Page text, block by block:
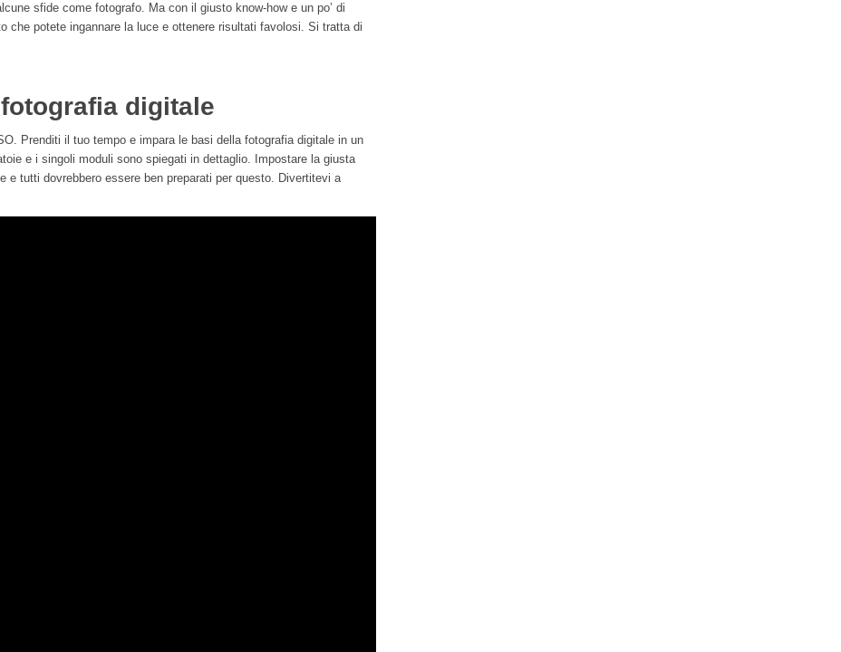
sfide come fotografo. Ma con il giusto know-how e un po’ di
che potete ingannare la luce e ottenere risultati favolosi. Si tratta di
digitale
Prenditi il tuo tempo e impara le basi della fotografia digitale in un
e i singoli moduli sono spiegati in dettaglio. Impostare la giusta
e tutti dovrebbero essere ben preparati per questo. Divertitevi a